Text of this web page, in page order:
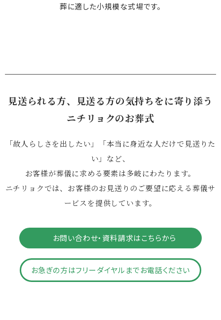
葬に適した小規模な式場です。
見送られる方、見送る方の気持ちをに寄り添う
ニチリョクのお葬式
「故人らしさを出したい」「本当に身近な人だけで見送りた
い」など、
お客様が葬儀に求める要素は多岐にわたります。
ニチリョクでは、お客様のお見送りのご要望に応える葬儀サ
ービスを提供しています。
お問い合わせ・資料請求はこちらから
お急ぎの方はフリーダイヤルまでお電話ください